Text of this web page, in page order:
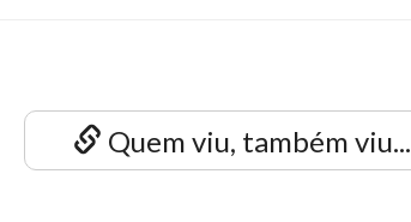
Quem viu, também viu...